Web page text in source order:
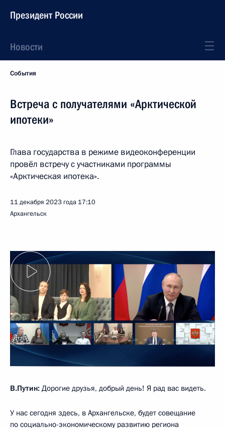
Президент России
Новости
События
Встреча с получателями «Арктической
ипотеки»
Глава государства в режиме видеоконференции
провёл встречу с участниками программы
«Арктическая ипотека».
11 декабря 2023 года 17:10
Архангельск
В.Путин: Дорогие друзья, добрый день! Я рад вас видеть.
У нас сегодня здесь, в Архангельске, будет совещание
по социально-экономическому развитию региона